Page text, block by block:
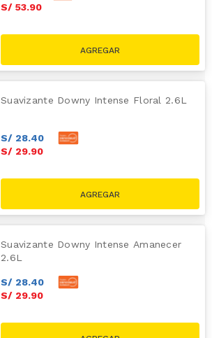
S/ 53.90
Suavizante Downy Intense Floral 2.6L
S/ 28.40
S/ 29.90
Suavizante Downy Intense Amanecer
2.6L
S/ 28.40
S/ 29.90